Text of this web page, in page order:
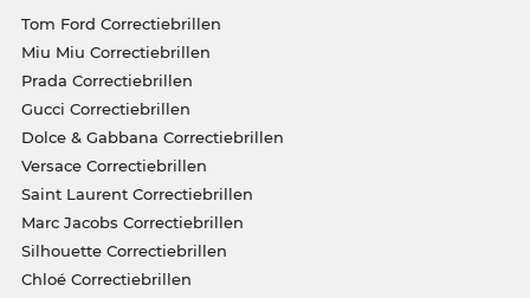
Tom Ford Correctiebrillen
Miu Miu Correctiebrillen
Prada Correctiebrillen
Gucci Correctiebrillen
Dolce & Gabbana Correctiebrillen
Versace Correctiebrillen
Saint Laurent Correctiebrillen
Marc Jacobs Correctiebrillen
Silhouette Correctiebrillen
Chloé Correctiebrillen